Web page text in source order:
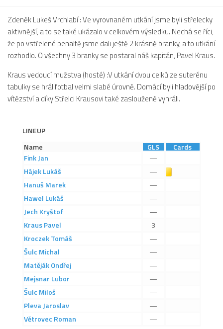
Zápasy MA 2026/27
Hráči
Realizační tým
Historie
Zápasy 2025/26
2021/22
2020/21
2017/18
2014/15
2015/16
Vzkazy
B tým
Zápasy MB 2026/27
Zdeněk Lukeš Vrchlabí : Ve vyrovnaném utkání jsme byli střelecky
aktivnější, a to se také ukázalo v celkovém výsledku. Nechá se říci,
že po vstřelené penaltě jsme dali ještě 2 krásně branky, a to utkání
rozhodlo. O všechny 3 branky se postaral náš kapitán, Pavel Kraus.
Kraus vedoucí mužstva (hosté) :V utkání dvou celků ze suterénu
tabulky se hrál fotbal velmi slabé úrovně. Domácí byli hladovější po
vítězství a díky Střelci Krausovi také zaslouženě vyhráli.
LINEUP
Name
GLS
Cards
Fink Jan
—
Hájek Lukáš —
Hanuš Marek
—
Hawel Lukáš
—
Jech Kryštof
—
Kraus Pavel
3
Kroczek Tomáš
—
Šulc Michal
—
Matěják Ondřej
—
Mejsnar Lubor
—
Šulc Miloš
—
Pleva Jaroslav
—
Větrovec Roman —